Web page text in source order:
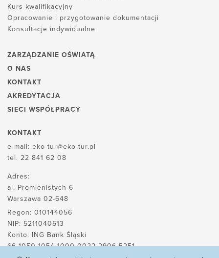
Kurs kwalifikacyjny
Opracowanie i przygotowanie dokumentacji
Konsultacje indywidualne
ZARZĄDZANIE OŚWIATĄ
O NAS
KONTAKT
AKREDYTACJA
SIECI WSPÓŁPRACY
KONTAKT
e-mail: eko-tur@eko-tur.pl
tel. 22 841 62 08
Adres:
al. Promienistych 6
Warszawa 02-648
Regon: 010144056
NIP: 5211040513
Konto: ING Bank Śląski
66 1050 1054 1000 0022 2906 5251